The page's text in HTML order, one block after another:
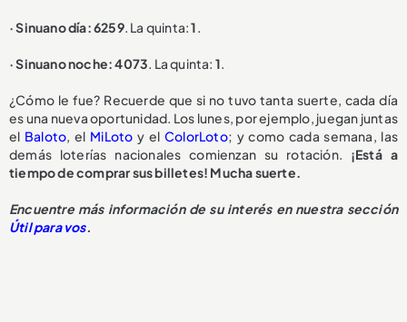
· Sinuano día: 6259. La quinta:1.
· Sinuano noche: 4073. La quinta: 1.
¿Cómo le fue? Recuerde que si no tuvo tanta suerte, cada día
es una nueva oportunidad. Los lunes, por ejemplo, juegan juntas
el Baloto, el MiLoto y el ColorLoto; y como cada semana, las
demás loterías nacionales comienzan su rotación. ¡Está a
tiempo de comprar sus billetes! Mucha suerte.
Encuentre más información de su interés en nuestra sección
Útil para vos.